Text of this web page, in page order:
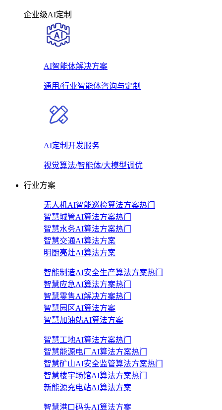
企业级AI定制
AI智能体解决方案
通用/行业智能体咨询与定制
AI定制开发服务
视觉算法/智能体/大模型调优
行业方案
无人机AI智能巡检算法方案热门
智慧城管AI算法方案热门
智慧水务AI算法方案热门
智慧交通AI算法方案
明厨亮灶AI算法方案
智能制造AI安全生产算法方案热门
智慧应急AI算法方案热门
智慧零售AI解决方案热门
智慧园区AI算法方案
智慧加油站AI算法方案
智慧工地AI算法方案热门
智慧能源电厂AI算法方案热门
智慧矿山AI安全监管算法方案热门
智慧楼宇场馆AI算法方案热门
新能源充电站AI算法方案
智慧港口码头AI算法方案